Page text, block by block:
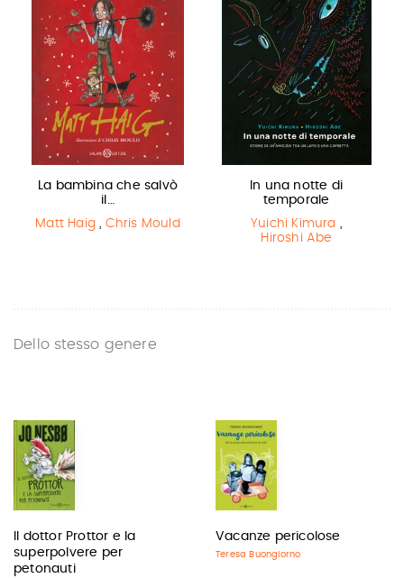
La bambina che salvò
il…
Matt Haig , Chris Mould
In una notte di
temporale
Yuichi Kimura ,
Hiroshi Abe
Dello stesso genere
Il dottor Prottor e la
superpolvere per
petonauti
Vacanze pericolose
Teresa Buongiorno